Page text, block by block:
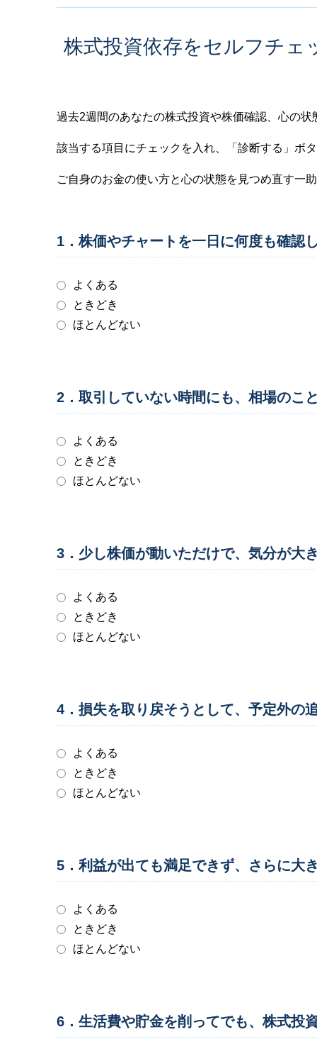
株式投資依存をセルフチェ
過去2週間のあなたの株式投資や株価確認、心の
該当する項目にチェックを入れ、「診断する」ボ
ご自身のお金の使い方と心の状態を見つめ直す一
1．株価やチャートを一日に何度も確認
よくある
ときどき
ほとんどない
2．取引していない時間にも、相場のこ
よくある
ときどき
ほとんどない
3．少し株価が動いただけで、気分が大
よくある
ときどき
ほとんどない
4．損失を取り戻そうとして、予定外の
よくある
ときどき
ほとんどない
5．利益が出ても満足できず、さらに大
よくある
ときどき
ほとんどない
6．生活費や貯金を削ってでも、株式投